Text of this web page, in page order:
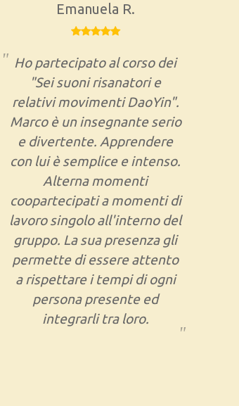
Emanuela R.
Ho partecipato al corso dei
"Sei suoni risanatori e
relativi movimenti DaoYin".
Marco è un insegnante serio
e divertente. Apprendere
con lui è semplice e intenso.
Alterna momenti
coopartecipati a momenti di
lavoro singolo all'interno del
gruppo. La sua presenza gli
permette di essere attento
a rispettare i tempi di ogni
persona presente ed
integrarli tra loro.